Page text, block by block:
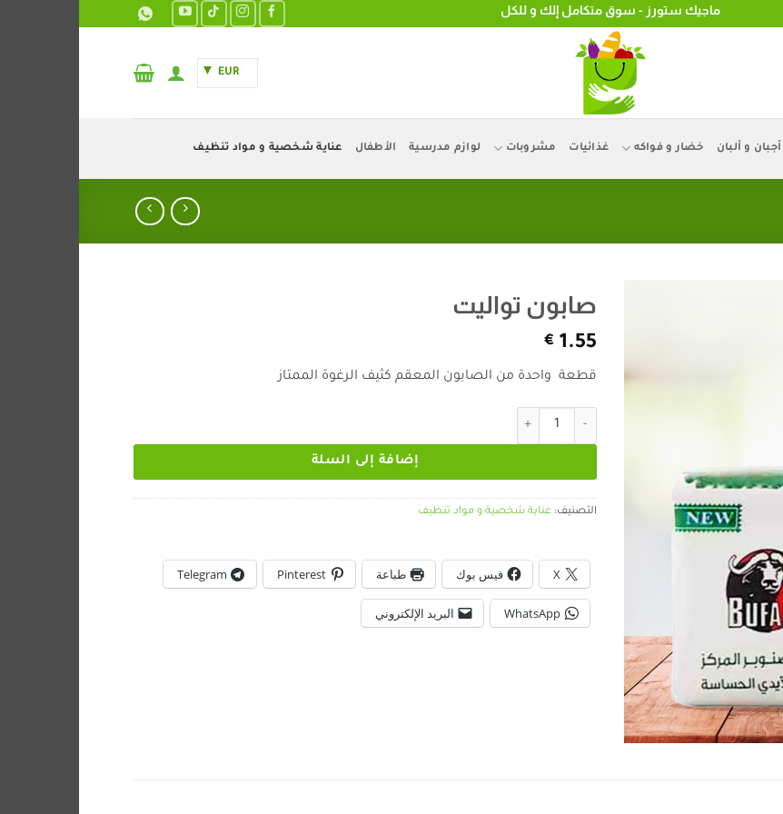
ماجيك ستورز - سوق متكامل إلك و للكل
EUR
أجبان و ألبان خضار و فواكه غذائيات مشروبات لوازم مدرسية الأطفال عناية شخصية و مواد تنظيف
صابون تواليت
1.55
€
قطعة واحدة من الصابون المعقم كثيف الرغوة الممتاز
كمية صابون تواليت
إضافة إلى السلة
التصنيف: عناية شخصية و مواد تنظيف
X فيس بوك طباعة Pinterest
Telegram
WhatsApp البريد الإلكتروني